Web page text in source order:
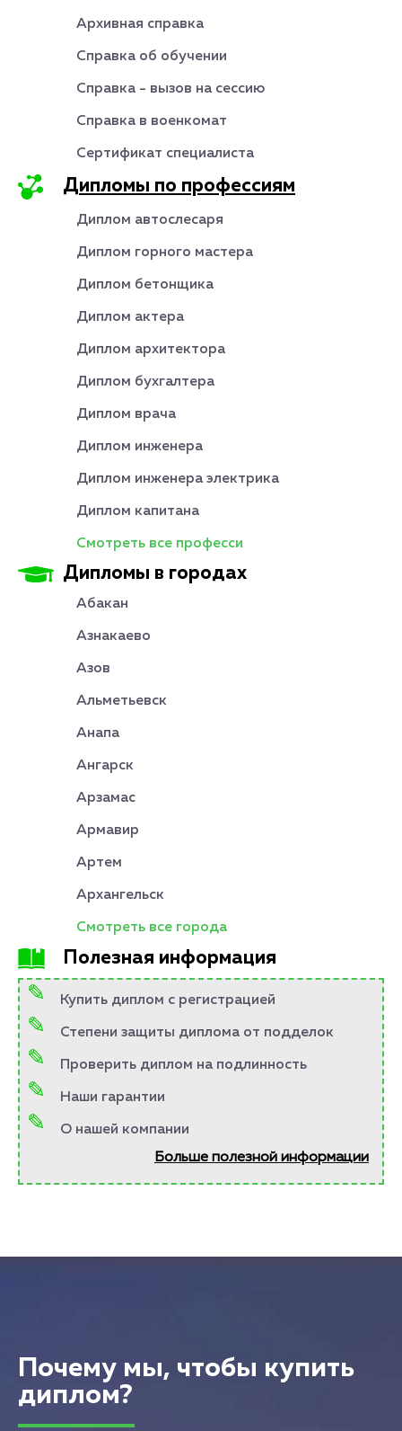
Архивная справка
Справка об обучении
Справка - вызов на сессию
Справка в военкомат
Сертификат специалиста
Дипломы по профессиям
Диплом автослесаря
Диплом горного мастера
Диплом бетонщика
Диплом актера
Диплом архитектора
Диплом бухгалтера
Диплом врача
Диплом инженера
Диплом инженера электрика
Диплом капитана
Смотреть все професси
Дипломы в городах
Абакан
Азнакаево
Азов
Альметьевск
Анапа
Ангарск
Арзамас
Армавир
Артем
Архангельск
Смотреть все города
Полезная информация
Купить диплом с регистрацией
Степени защиты диплома от подделок
Проверить диплом на подлинность
Наши гарантии
О нашей компании
Больше полезной информации
Почему мы, чтобы купить
диплом?